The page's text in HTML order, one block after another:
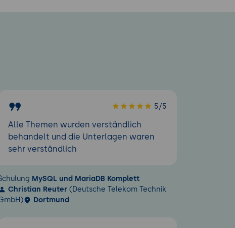
5/5
Alle Themen wurden verständlich
behandelt und die Unterlagen waren
sehr verständlich
MySQL und MariaDB Komplett
Christian Reuter (Deutsche Telekom Technik
Dortmund